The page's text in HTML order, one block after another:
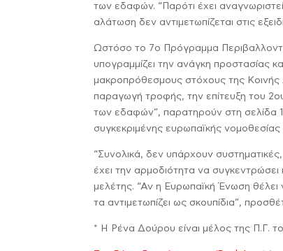
των εδαφών. “Παρότι έχει
αλάτωση δεν αντιμετωπίζεται στις
Ωστόσο το 7ο Πρόγραμμα
υπογραμμίζει την ανάγκη προστασίας
μακροπρόθεσμους στόχους της Κοινής
παραγωγή τροφής, την επίτευξη του
των εδαφών”, παρατηρούν στη σελίδα 12
συγκεκριμένης ευρωπαϊκής
“Συνολικά, δεν υπάρχουν
έχει την αρμοδιότητα να συγκεντρώσει
μελέτης. “Αν η Ευρωπαϊκή Ένωση
τα αντιμετωπίζει ως σκουπίδια”,
* Η Ρένα Δούρου είναι μέλος της Π.Γ.